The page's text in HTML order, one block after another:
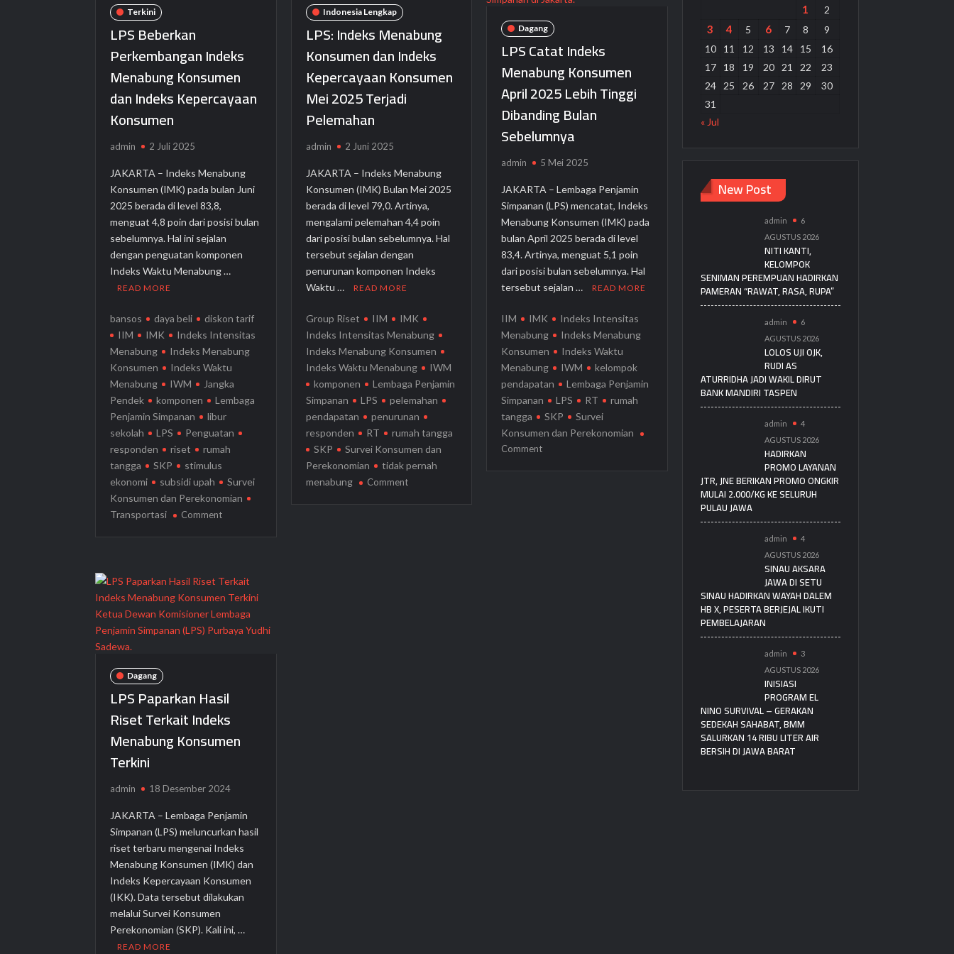
Layanan Muamalat Digital Integrated Access Bank Muamalat Tumbuh Positif
Program AZKO Purwakarta, Ajak Warga Hidup Berkualitas pada Momen Last Chance BOOM SALE
Terkini
LPS Beberkan
Perkembangan Indeks
Menabung Konsumen
dan Indeks Kepercayaan
Konsumen
admin 2 Juli 2025
JAKARTA – Indeks Menabung
Konsumen (IMK) pada bulan Juni
2025 berada di level 83,8,
menguat 4,8 poin dari posisi bulan
sebelumnya. Hal ini sejalan
dengan penguatan komponen
Indeks Waktu Menabung …
READ MORE
bansos daya beli
diskon tarif
IIM
IMK
Indeks Intensitas
Menabung
Indeks Menabung
Konsumen
Indeks Waktu
Menabung
IWM
Jangka
Pendek
komponen
Lembaga
Penjamin Simpanan
libur
sekolah
LPS
Penguatan
responden
riset
rumah
tangga
SKP
stimulus
ekonomi
subsidi upah
Survei
Konsumen dan Perekonomian
Transportasi
Commenton
Indeks
Indeks
Indonesia Lengkap
LPS: Indeks Menabung
Konsumen dan Indeks
Kepercayaan Konsumen
Mei 2025 Terjadi
Pelemahan
admin 2 Juni 2025
JAKARTA – Indeks Menabung
Konsumen (IMK) Bulan Mei 2025
berada di level 79,0. Artinya,
mengalami pelemahan 4,4 poin
dari posisi bulan sebelumnya. Hal
tersebut sejalan dengan
penurunan komponen Indeks
Waktu …
READ MORE
Group Riset IIM
IMK
Indeks Intensitas Menabung
Indeks Menabung Konsumen
Indeks Waktu Menabung
IWM
komponen
Lembaga Penjamin
Simpanan
LPS
pelemahan
pendapatan
penurunan
responden
RT
rumah tangga
SKP
Survei Konsumen dan
Perekonomian
tidak pernah
menabung
Commenton
Dagang
LPS Catat Indeks
Menabung Konsumen
April 2025 Lebih Tinggi
Dibanding Bulan
Sebelumnya
admin 5 Mei 2025
JAKARTA – Lembaga Penjamin
Simpanan (LPS) mencatat, Indeks
Menabung Konsumen (IMK) pada
bulan April 2025 berada di level
83,4. Artinya, menguat 5,1 poin
dari posisi bulan sebelumnya. Hal
tersebut sejalan …
READ MORE
IIM IMK
Indeks Intensitas
Menabung
Indeks Menabung
Konsumen
Indeks Waktu
Menabung
IWM
kelompok
pendapatan
Lembaga Penjamin
Simpanan
LPS RT
rumah
tangga
SKP
Survei
Konsumen dan Perekonomian
Commenton
Ketua Dewan Komisioner Lembaga
Penjamin Simpanan (LPS) Purbaya Yudhi
Sadewa.
Dagang
LPS Paparkan Hasil
Riset Terkait Indeks
Menabung Konsumen
Terkini
admin 18 Desember 2024
JAKARTA – Lembaga Penjamin
Simpanan (LPS) meluncurkan hasil
riset terbaru mengenai Indeks
Menabung Konsumen (IMK) dan
Indeks Kepercayaan Konsumen
(IKK). Data tersebut dilakukan
melalui Survei Konsumen
Perekonomian (SKP). Kali ini, …
READ MORE
1 2
3 4 5 6 7 8
9
10
11 12 13 14 15
16
17
18 19 20 21 22
23
24
25 26 27 28 29
30
31
« Jul
New Post
admin
6
AGUSTUS 2026
NITI KANTI,
KELOMPOK
SENIMAN PEREMPUAN HADIRKAN
PAMERAN “RAWAT, RASA, RUPA”
admin
6
AGUSTUS 2026
LOLOS UJI OJK,
RUDI AS
ATURRIDHA JADI WAKIL DIRUT
BANK MANDIRI TASPEN
admin
4
AGUSTUS 2026
HADIRKAN
PROMO LAYANAN
JTR, JNE BERIKAN PROMO ONGKIR
MULAI 2.000/KG KE SELURUH
PULAU JAWA
admin
4
AGUSTUS 2026
SINAU AKSARA
JAWA DI SETU
SINAU HADIRKAN WAYAH DALEM
HB X, PESERTA BERJEJAL IKUTI
PEMBELAJARAN
admin
3
AGUSTUS 2026
INISIASI
PROGRAM EL
NINO SURVIVAL – GERAKAN
SEDEKAH SAHABAT, BMM
SALURKAN 14 RIBU LITER AIR
BERSIH DI JAWA BARAT